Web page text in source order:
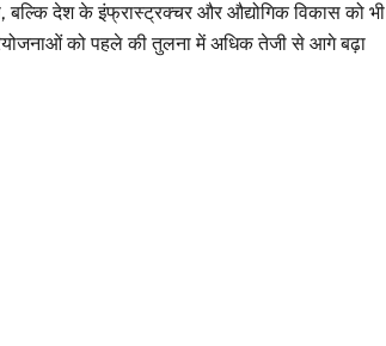
बल्कि देश के इंफ्रास्ट्रक्चर और औद्योगिक विकास को भी
को पहले की तुलना में अधिक तेजी से आगे बढ़ा